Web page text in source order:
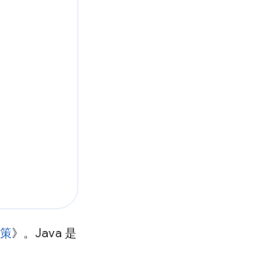
》。Java 是